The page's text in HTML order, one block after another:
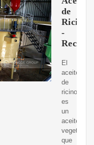
de
Ricino
-
El
aceite
de
ricino
es
un
aceite
vegetal
que